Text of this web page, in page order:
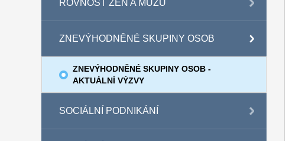
ROVNOST ŽEN A MUŽŮ
ZNEVÝHODNĚNÉ SKUPINY OSOB
ZNEVÝHODNĚNÉ SKUPINY OSOB -
AKTUÁLNÍ VÝZVY
SOCIÁLNÍ PODNIKÁNÍ